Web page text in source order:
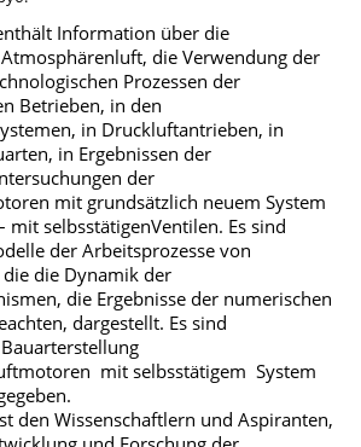
Information über die
die Verwendung der
Prozessen der
Betrieben, in den
in Druckluftantrieben, in
in Ergebnissen der
der
mit grundsätzlich neuem System
mit selbsstätigenVentilen. Es sind
der Arbeitsprozesse von
die Dynamik der
die Ergebnisse der numerischen
dargestellt. Es sind
mit selbsstätigem System
den Wissenschaftlern und Aspiranten,